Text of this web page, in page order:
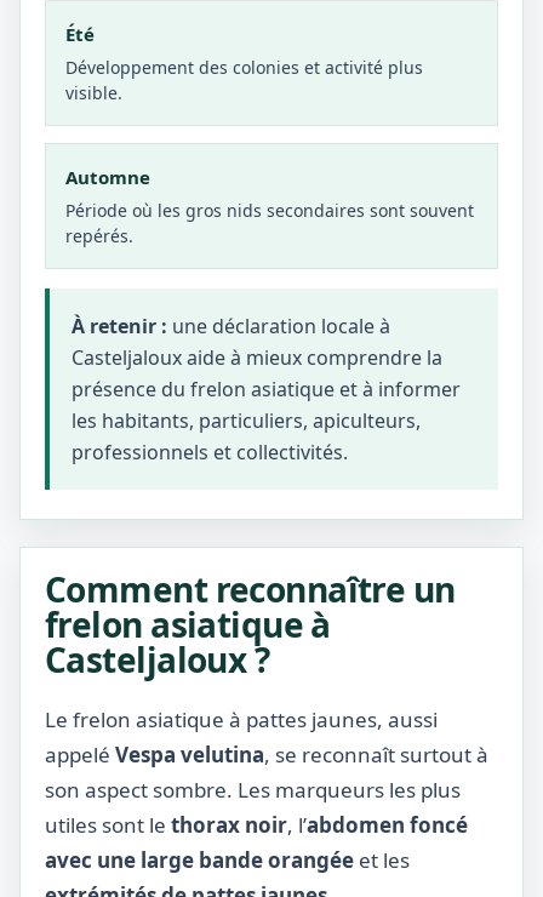
Été
Développement des colonies et activité plus
visible.
Automne
Période où les gros nids secondaires sont souvent
repérés.
À retenir : une déclaration locale à
Casteljaloux aide à mieux comprendre la
présence du frelon asiatique et à informer
les habitants, particuliers, apiculteurs,
professionnels et collectivités.
Comment reconnaître un
frelon asiatique à
Casteljaloux ?
Le frelon asiatique à pattes jaunes, aussi
appelé Vespa velutina, se reconnaît surtout à
son aspect sombre. Les marqueurs les plus
utiles sont le thorax noir, l’abdomen foncé
avec une large bande orangée et les